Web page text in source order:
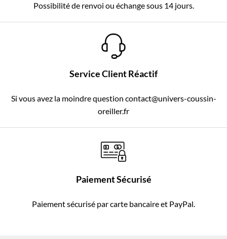
Possibilité de renvoi ou échange sous 14 jours.
Service Client Réactif
Si vous avez la moindre question contact@univers-coussin-
oreiller.fr
Paiement Sécurisé
Paiement sécurisé par carte bancaire et PayPal.